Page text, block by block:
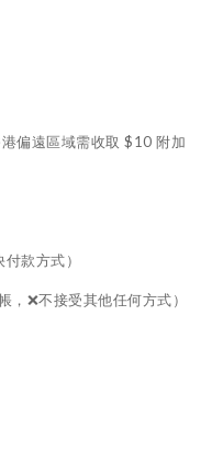
偏遠區域需收取 $10 附加
款方式）
❌不接受其他任何方式）